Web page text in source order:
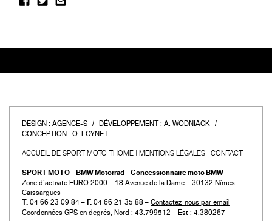
DESIGN : AGENCE-S DÉVELOPPEMENT : A. WODNIACK
CONCEPTION : O. LOYNET
ACCUEIL DE SPORT MOTO THOME MENTIONS LÉGALES CONTACT
SPORT MOTO – BMW Motorrad – Concessionnaire moto BMW
Zone d’activité EURO 2000 – 18 Avenue de la Dame – 30132 Nîmes –
Caissargues
T. 04 66 23 09 84 – F. 04 66 21 35 88 – Contactez-nous par email
Coordonnées GPS en degrés, Nord : 43.799512 – Est : 4.380267